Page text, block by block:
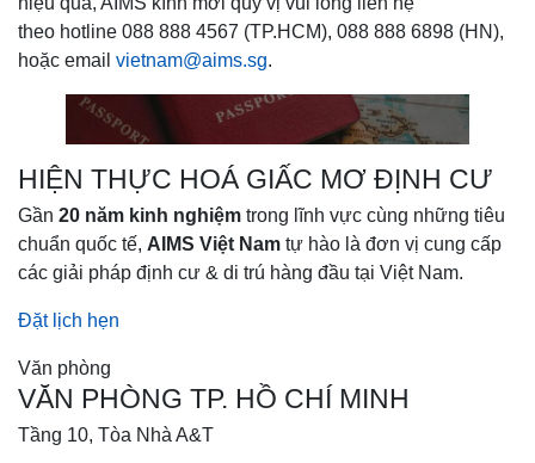
theo hotline 088 888 4567 (TP.HCM), 088 888 6898 (HN),
hoặc email vietnam@aims.sg.
HIỆN THỰC HOÁ GIẤC MƠ ĐỊNH CƯ
Gần 20 năm kinh nghiệm trong lĩnh vực cùng những tiêu
chuẩn quốc tế, AIMS Việt Nam tự hào là đơn vị cung cấp
các giải pháp định cư & di trú hàng đầu tại Việt Nam.
Đặt lịch hẹn
Văn phòng
VĂN PHÒNG TP. HỒ CHÍ MINH
Tầng 10, Tòa Nhà A&T